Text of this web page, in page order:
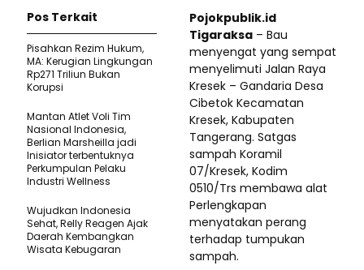
Pojokpublik.id
Tigaraksa – Bau
menyengat yang sempat
menyelimuti Jalan Raya
Kresek – Gandaria Desa
Cibetok Kecamatan
Kresek, Kabupaten
Tangerang. Satgas
sampah Koramil
07/Kresek, Kodim
0510/Trs membawa alat
Perlengkapan
menyatakan perang
terhadap tumpukan
sampah.
Pos Terkait
Pisahkan Rezim Hukum,
MA: Kerugian Lingkungan
Rp271 Triliun Bukan
Korupsi
Mantan Atlet Voli Tim
Nasional Indonesia,
Berlian Marsheilla jadi
Inisiator terbentuknya
Perkumpulan Pelaku
Industri Wellness
Wujudkan Indonesia
Sehat, Relly Reagen Ajak
Daerah Kembangkan
Wisata Kebugaran